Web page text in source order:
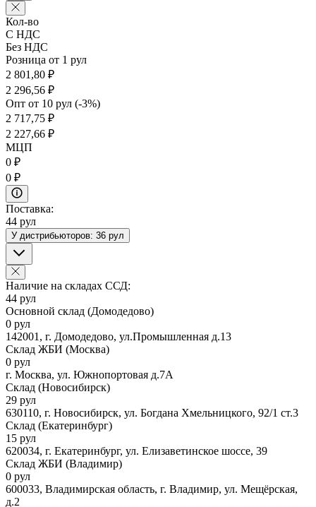
Кол-во
С НДС
Без НДС
Розница от 1 рул
2 801,80 ₽
2 296,56 ₽
Опт от 10 рул (-3%)
2 717,75 ₽
2 227,66 ₽
МЦП
0 ₽
0 ₽
Поставка:
44 рул
У дистрибьюторов: 36 рул
Наличие на складах ССД:
44 рул
Основной склад (Домодедово)
0 рул
142001, г. Домодедово, ул.Промышленная д.13
Склад ЖБИ (Москва)
0 рул
г. Москва, ул. Южнопортовая д.7А
Склад (Новосибирск)
29 рул
630110, г. Новосибирск, ул. Богдана Хмельницкого, 92/1 ст.3
Склад (Екатеринбург)
15 рул
620034, г. Екатеринбург, ул. Елизаветинское шоссе, 39
Склад ЖБИ (Владимир)
0 рул
600033, Владимирская область, г. Владимир, ул. Мещёрская,
д.2